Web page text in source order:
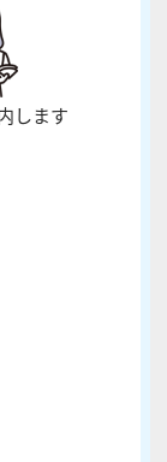
します